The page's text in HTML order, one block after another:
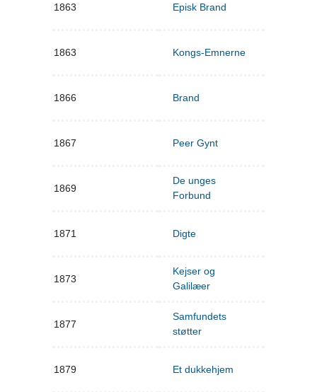
1863 Episk Brand
1863 Kongs-Emnerne
1866 Brand
1867 Peer Gynt
1869
De unges
Forbund
1871 Digte
1873
Kejser og
Galilæer
1877
Samfundets
støtter
1879 Et dukkehjem